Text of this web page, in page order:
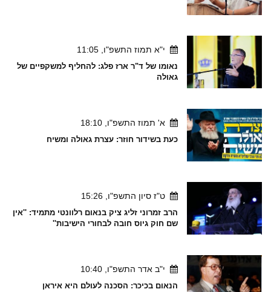
י"א תמוז התשפ"ו, 11:05
נאומו של ד"ר ארז פלג: להחליף למשקפיים של
גאולה
א' תמוז התשפ"ו, 18:10
כעת בשידור חוזר: עצרת גאולה ומשיח
ט"ז סיון התשפ"ו, 15:26
הרב זמרוני זליג ציק בנאום רלוונטי מתמיד: ''אין
שם חוק גיוס חובה לבחורי הישיבות''
י"ב אדר התשפ"ו, 10:40
הנאום בכיכר: הסכנה לעולם היא איראן